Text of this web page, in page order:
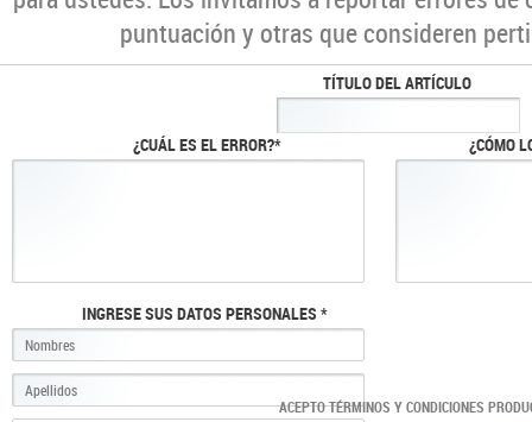
puntuación y otras que consideren
TÍTULO DEL ARTÍCULO
¿CUÁL ES EL ERROR?* ¿CÓMO
INGRESE SUS DATOS PERSONALES *
ACEPTO TÉRMINOS Y CONDICIONES